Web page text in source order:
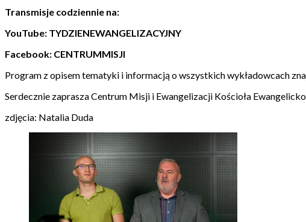
Transmisje codziennie na:
YouTube: TYDZIENEWANGELIZACYJNY
Facebook: CENTRUMMISJI
Program z opisem tematyki i informacją o wszystkich wykładowcach
Serdecznie zaprasza Centrum Misji i Ewangelizacji Kościoła
zdjęcia: Natalia Duda